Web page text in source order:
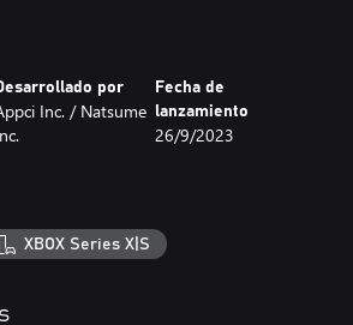
tu estrafalario amigo, el inventor Doc Jr.,
que intenta revivir a la Diosa de la
de la Cosecha, ¡así como reconectar
con la nueva y mejorada expando-
fácilmente de un lugar a otro y
todas partes, ¡desde montañas nevadas
por
Inc. / Natsume
Fecha de
lanzamiento
26/9/2023
XBOX Series X|S